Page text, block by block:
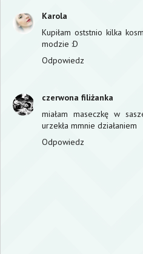
Karola
Kupiłam oststnio kilka
modzie :D
Odpowiedz
czerwona filiżanka
miałam maseczkę w
urzekła mmnie działaniem
Odpowiedz